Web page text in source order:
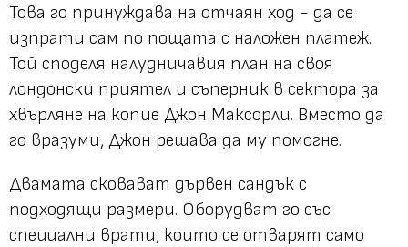
Това го принуждава на отчаян ход - да се
изпрати сам по пощата с наложен платеж.
Той споделя налудничавия план на своя
лондонски приятел и съперник в сектора за
хвърляне на копие Джон Максорли. Вместо да
го вразуми, Джон решава да му помогне.
Двамата сковават дървен сандък с
подходящи размери. Оборудват го със
специални врати, които се отварят само